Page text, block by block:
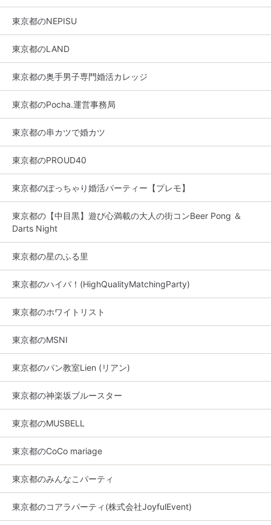
東京都のNEPISU
東京都のLAND
東京都の奥手男子専門婚活カレッジ
東京都のPocha.運営事務局
東京都の串カツで婚カツ
東京都のPROUD40
東京都のぽっちゃり婚活パーティー【プレモ】
東京都の【中目黒】遊び心満載の大人の街コンBeer Pong ＆
Darts Night
東京都の星のふる里
東京都のハイパ！(HighQualityMatchingParty)
東京都のホワイトリスト
東京都のMSNI
東京都のパン教室Lien (リアン)
東京都の神楽坂ブルースター
東京都のMUSBELL
東京都のCoCo mariage
東京都のみんなこパーティ
東京都のコアラパーティ(株式会社JoyfulEvent)